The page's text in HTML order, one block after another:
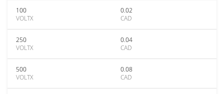
100
VOLTX
0.02
CAD
250
VOLTX
0.04
CAD
500
VOLTX
0.08
CAD